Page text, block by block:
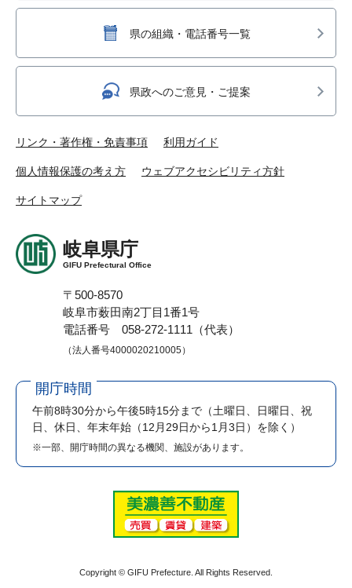
県の組織・電話番号一覧
県政へのご意見・ご提案
リンク・著作権・免責事項 利用ガイド
個人情報保護の考え方 ウェブアクセシビリティ方針
サイトマップ
岐阜県庁
GIFU Prefectural Office
〒500-8570
岐阜市薮田南2丁目1番1号
電話番号 058-272-1111（代表）
（法人番号4000020210005）
開庁時間
午前8時30分から午後5時15分まで （土曜日、日曜日、祝
日、休日、年末年始（12月29日から1月3日）を除く）
※一部、開庁時間の異なる機関、施設があります。
Copyright © GIFU Prefecture. All Rights Reserved.